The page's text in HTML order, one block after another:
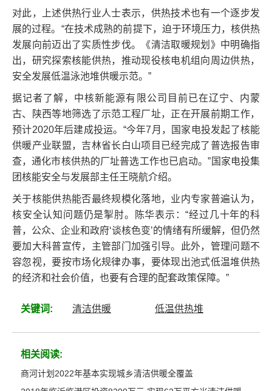
对此，上述供热行业人士表示，供热技术也有一个逐步发
展的过程。“在技术成熟的前提下，迫于环境压力，核供热
发展向前迈出了实质性步伐。《清洁取暖规划》中明确指
出，研究探索核能供热，推动现役核电机组向周边供热，
安全发展低温泳池堆供暖示范。”
据记者了解，中核新能源有限公司目前已在辽宁、内蒙
古、陕西等地筛选了示范工程厂址，正在开展前期工作，
预计2020年后建成投运。“今年7月，国家电投发起了核能
供暖产业联盟，吉林省长白山项目已经完成了普选报告审
查，通化市核供热的厂址普选工作也已启动。”国家电投集
团核能安全与发展部主任王晓航介绍。
关于核能供热能否最终规模化落地，业内专家普遍认为，
核安全认知问题仍是掣肘。陈华表示：“经过几十年的科
普，公众、企业和政府‘谈核色变’的情绪有所缓解，但仍然
要加大科普宣传，主管部门加强引导。此外，管理问题不
容忽视，要按市场化规律办事，要体现出池式低温堆供热
的经济和社会价值，也要有合理的配套政策保障。”
关键词: 清洁供暖 低温供热堆
相关阅读:
商河计划2022年基本实现城乡清洁供暖全覆盖